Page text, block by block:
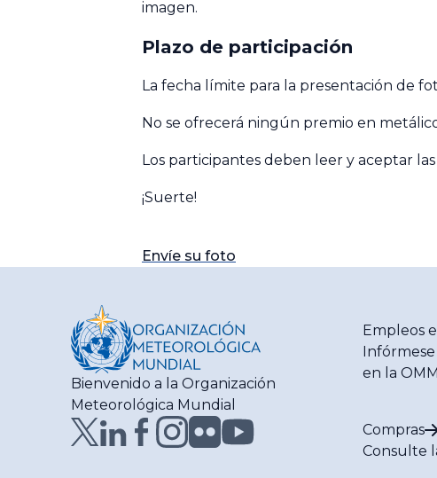
imagen.
Plazo de participación
La fecha límite para la presentación de
No se ofrecerá ningún premio en
Los participantes deben leer y aceptar las
¡Suerte!
Envíe su foto
Bienvenido a la Organización
Meteorológica Mundial
Empleos
en la OMM
Compras
Consulte